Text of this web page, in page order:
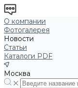
О компании
Фотогалерея
Новости
Статьи
Каталоги PDF
Москва